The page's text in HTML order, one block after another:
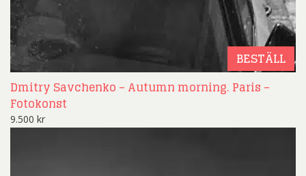
BESTÄLL
Dmitry Savchenko – Autumn morning. Paris –
Fotokonst
9.500 kr